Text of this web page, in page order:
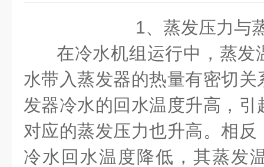
1、蒸发压力
在冷水机组运行中，蒸发
水带入蒸发器的热量有密切
发器冷水的回水温度升高，
对应的蒸发压力也升高。相
冷水回水温度降低，其蒸发